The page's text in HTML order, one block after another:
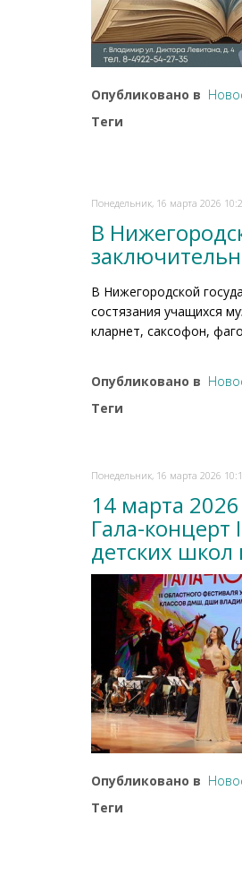
Опубликовано в
Теги
Понедельник, 16 марта 2026
В
В Нижегородской
состязания учащихся
кларнет, саксофон,
Опубликовано в
Теги
Понедельник, 16 марта 2026
14 марта
Гала-
детских школ
Опубликовано в
Теги